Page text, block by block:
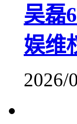
吴磊
娱维
2026/